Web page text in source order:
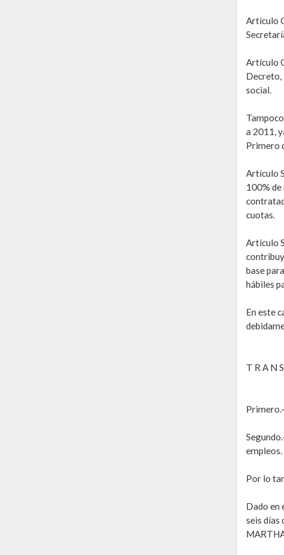
Artículo
Artículo
Decreto,
social.
a 2011,
Primero
Artículo
100%
cuotas.
Artículo
base
hábiles
En este
T R A N
empleos.
Por lo
Dado en
seis días